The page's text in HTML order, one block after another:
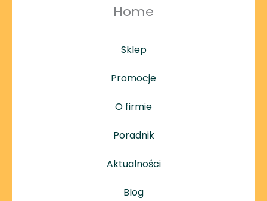
Home
Sklep
Promocje
O firmie
Poradnik
Aktualności
Blog